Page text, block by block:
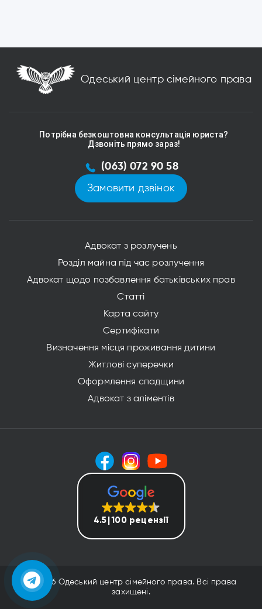
Одеський центр сімейного права
Потрібна безкоштовна консультація юриста?
Дзвоніть прямо зараз!
(063) 072 90 58
Замовити дзвінок
Адвокат з розлучень
Розділ майна під час розлучення
Адвокат щодо позбавлення батьківських прав
Статті
Карта сайту
Сертифікати
Визначення місця проживання дитини
Житлові суперечки
Оформлення спадщини
Адвокат з аліментів
4.5 100 рецензії
(с) 2026 Одеський центр сімейного права. Всі права
захищені.